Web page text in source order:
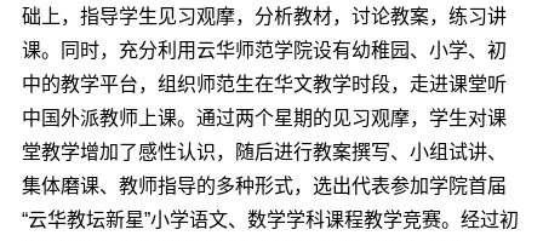
础上，指导学生见习观摩，分析教材，讨论教案，练习讲
课。同时，充分利用云华师范学院设有幼稚园、小学、初
中的教学平台，组织师范生在华文教学时段，走进课堂听
中国外派教师上课。通过两个星期的见习观摩，学生对课
堂教学增加了感性认识，随后进行教案撰写、小组试讲、
集体磨课、教师指导的多种形式，选出代表参加学院首届
“云华教坛新星”小学语文、数学学科课程教学竞赛。经过初